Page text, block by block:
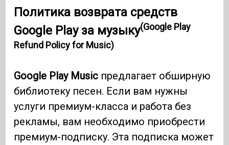
Политика возврата средств
Google Play за музыку(Google Play
Refund Policy for Music)
Google Play Music предлагает обширную
библиотеку песен. Если вам нужны
услуги премиум-класса и работа без
рекламы, вам необходимо приобрести
премиум-подписку. Эта подписка может